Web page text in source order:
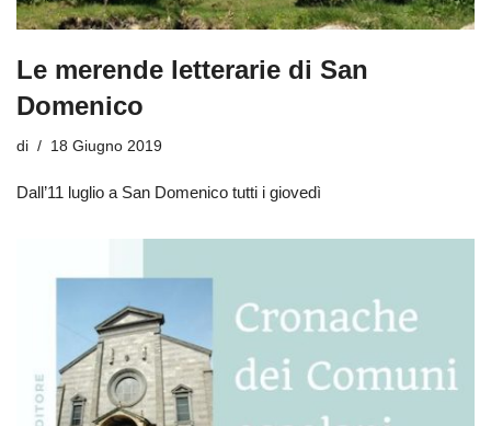
Le merende letterarie di San
Domenico
di 18 Giugno 2019
Dall’11 luglio a San Domenico tutti i giovedì